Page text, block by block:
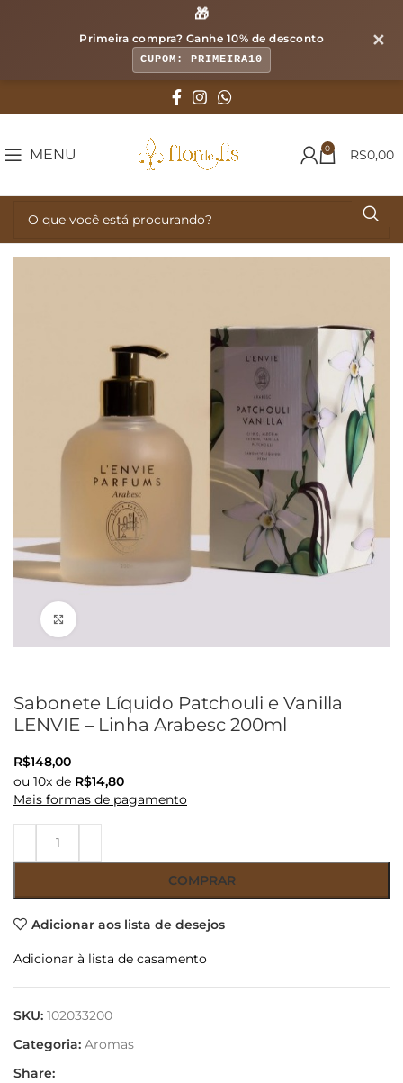
🎁
Primeira compra? Ganhe 10% de desconto
CUPOM: PRIMEIRA10
✕
MENU 0 R$0,00
Sabonete Líquido Patchouli e Vanilla
LENVIE – Linha Arabesc 200ml
R$148,00
ou 10x de R$14,80
Mais formas de pagamento
COMPRAR
Adicionar aos lista de desejos
Adicionar à lista de casamento
SKU: 102033200
Categoria: Aromas
Share: